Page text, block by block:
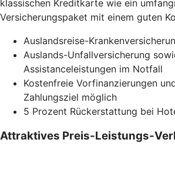
klassischen Kreditkarte wie ein
Versicherungspaket mit einem guten
Auslandsreise-
Auslands-Unfallversicherung
Assistanceleistungen im Notfall
Kostenfreie Vorfinanzierungen
Zahlungsziel möglich
5 Prozent Rückerstattung bei
Attraktives Preis-Leistungs-